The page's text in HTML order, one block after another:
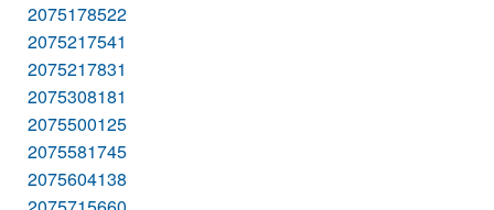
2075178522
2075217541
2075217831
2075308181
2075500125
2075581745
2075604138